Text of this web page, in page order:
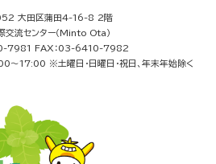
大田区蒲田4-16-8 2階
交流センター（Minto Ota）
7981 FAX：03-6410-7982
～17:00 ※土曜日・日曜日・祝日、年末年始除く